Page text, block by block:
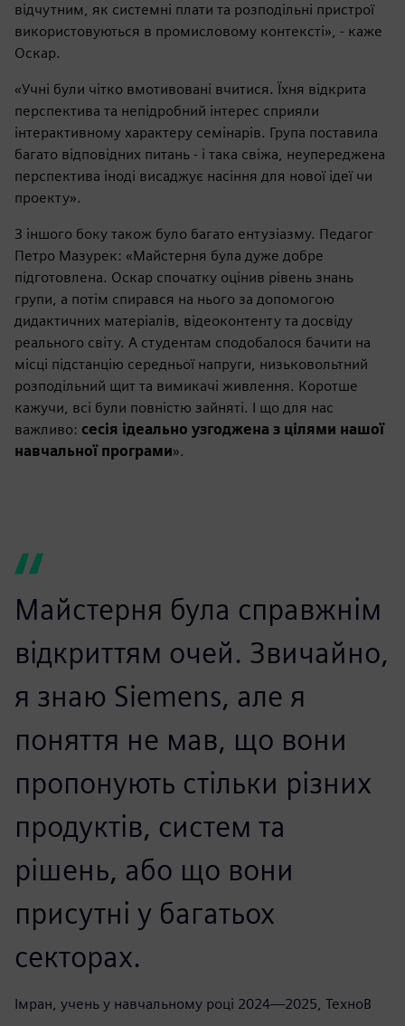
відчутним, як системні плати та розподільні пристрої
використовуються в промисловому контексті», - каже
Оскар.
«Учні були чітко вмотивовані вчитися. Їхня відкрита
перспектива та непідробний інтерес сприяли
інтерактивному характеру семінарів. Група поставила
багато відповідних питань - і така свіжа, неупереджена
перспектива іноді висаджує насіння для нової ідеї чи
проекту».
З іншого боку також було багато ентузіазму. Педагог
Петро Мазурек: «Майстерня була дуже добре
підготовлена. Оскар спочатку оцінив рівень знань
групи, а потім спирався на нього за допомогою
дидактичних матеріалів, відеоконтенту та досвіду
реального світу. А студентам сподобалося бачити на
місці підстанцію середньої напруги, низьковольтний
розподільний щит та вимикачі живлення. Коротше
кажучи, всі були повністю зайняті. І що для нас
важливо: сесія ідеально узгоджена з цілями нашої
навчальної програми».
Майстерня була справжнім
відкриттям очей. Звичайно,
я знаю Siemens, але я
поняття не мав, що вони
пропонують стільки різних
продуктів, систем та
рішень, або що вони
присутні у багатьох
секторах.
Імран, учень у навчальному році 2024—2025, ТехноВ